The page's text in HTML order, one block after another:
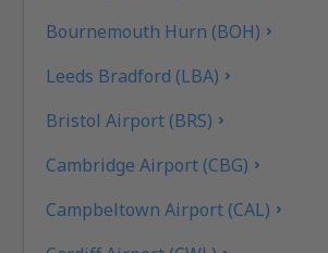
Bournemouth Hurn (BOH)
Leeds Bradford (LBA)
Bristol Airport (BRS)
Cambridge Airport (CBG)
Campbeltown Airport (CAL)